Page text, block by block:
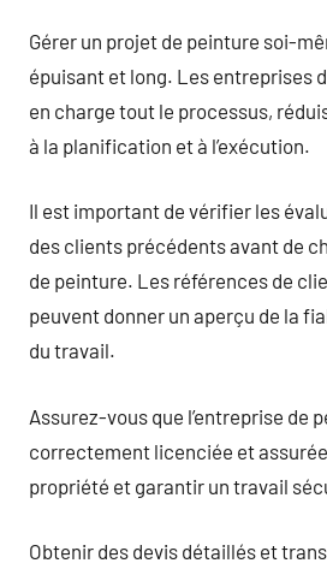
Gérer un projet de peinture soi-
épuisant et long. Les entreprises
en charge tout le processus,
à la planification et à l’exécution.
Il est important de vérifier les
des clients précédents avant de
de peinture. Les références de
peuvent donner un aperçu de la
du travail.
Assurez-vous que l’entreprise de
correctement licenciée et
propriété et garantir un travail
Obtenir des devis détaillés et